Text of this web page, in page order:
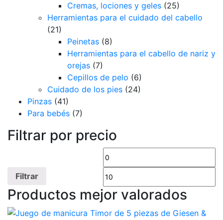
Cremas, lociones y geles (25)
Herramientas para el cuidado del cabello
(21)
Peinetas (8)
Herramientas para el cabello de nariz y
orejas (7)
Cepillos de pelo (6)
Cuidado de los pies (24)
Pinzas (41)
Para bebés (7)
Filtrar por precio
Precio
Filtrar
Productos mejor valorados